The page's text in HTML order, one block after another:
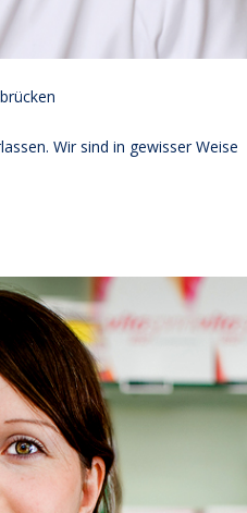
Wir sind in gewisser Weise